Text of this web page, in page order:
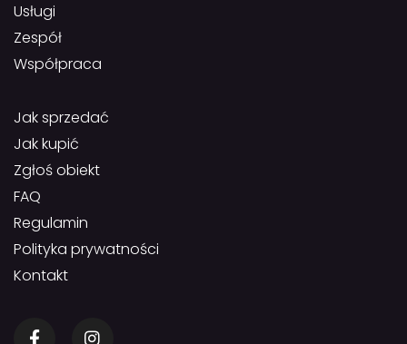
Usługi
Zespół
Współpraca
Jak sprzedać
Jak kupić
Zgłoś obiekt
FAQ
Regulamin
Polityka prywatności
Kontakt